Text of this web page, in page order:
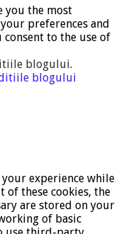
you the most
preferences and
consent to the use of
blogului.
blogului
experience while
of these cookies, the
are stored on your
of basic